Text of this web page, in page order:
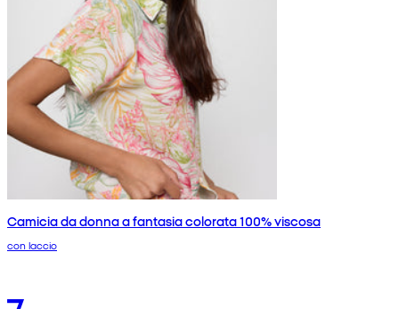
Camicia da donna a fantasia colorata 100% viscosa
con laccio